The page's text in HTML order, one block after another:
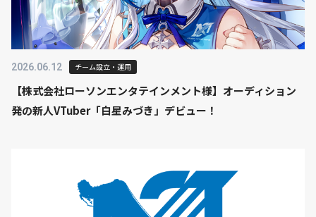
2026.06.12 チーム設立・運用
【株式会社ローソンエンタテインメント様】オーディション
発の新人VTuber「白星みづき」デビュー！